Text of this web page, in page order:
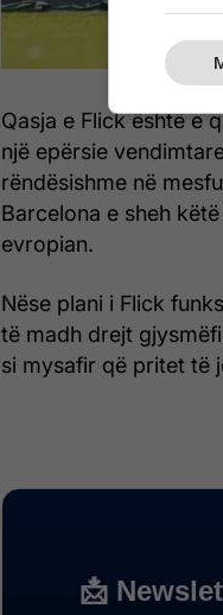
Qasja e Flick është e
një epërsie
rëndësishme në
Barcelona e sheh
evropian.
Nëse plani i Flick
të madh drejt
si mysafir që pritet të